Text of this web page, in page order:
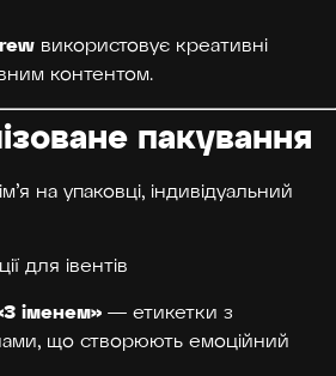
використовує креативні
контентом.
пакування
на упаковці, індивідуальний
для івентів
іменем» — етикетки з
що створюють емоційний